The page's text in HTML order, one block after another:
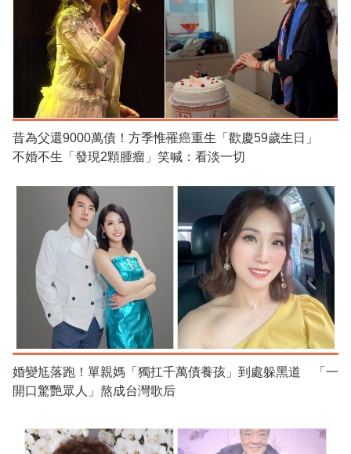
昔為父還9000萬債！方季惟罹癌重生「歡慶59歲生日」
不婚不生「發現2顆腫瘤」笑喊：看淡一切
婚變尪落跑！單親媽「獨扛千萬債養孩」到處躲黑道 「一
開口驚艷眾人」熬成台灣歌后